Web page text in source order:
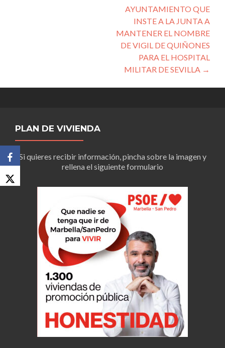
AYUNTAMIENTO QUE
INSTE A LA JUNTA A
MANTENER EL NOMBRE
DE VIGIL DE QUIÑONES
PARA EL HOSPITAL
MILITAR DE SEVILLA →
PLAN DE VIVIENDA
Si quieres recibir información, pincha sobre la imagen y
rellena el siguiente formulario